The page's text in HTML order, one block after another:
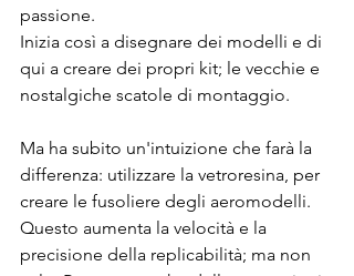
passione.
Inizia così a disegnare dei modelli e di
qui a creare dei propri kit; le vecchie e
nostalgiche scatole di montaggio.
Ma ha subito un'intuizione che farà la
differenza: utilizzare la vetroresina, per
creare le fusoliere degli aeromodelli.
Questo aumenta la velocità e la
precisione della replicabilità; ma non